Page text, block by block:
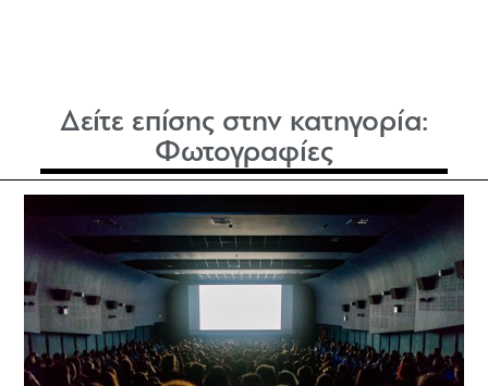
Δείτε επίσης στην κατηγορία:
Φωτογραφίες